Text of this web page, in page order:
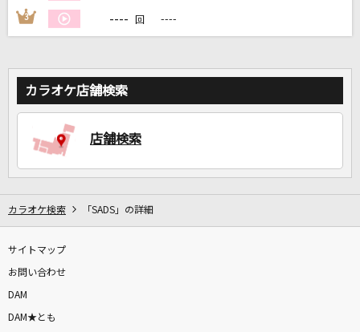
3 ---- 回 ----
カラオケ店舗検索
店舗検索
カラオケ検索 「SADS」の詳細
サイトマップ
お問い合わせ
DAM
DAM★とも